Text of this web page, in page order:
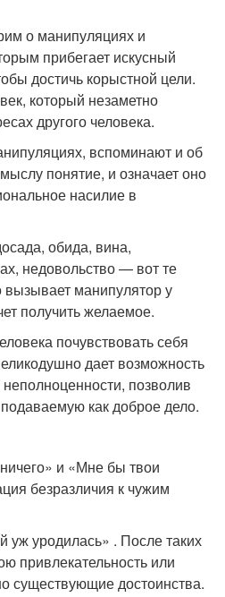
о манипуляциях и
прибегает искусный
достичь корыстной цели.
который незаметно
другого человека.
вспоминают и об
понятие, и означает оно
насилие в
обида, вина,
недовольство — вот те
вызывает манипулятор у
получить желаемое.
почувствовать себя
дает возможность
позволив
как доброе дело.
и «Мне бы твои
безразличия к чужим
уж уродилась» . После таких
привлекательность или
существующие достоинства.